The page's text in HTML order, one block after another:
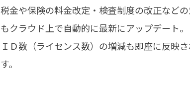
税金や保険の料金改定・検査制度の改正など
もクラウド上で自動的に最新にアップデート。
ＩＤ数（ライセンス数）の増減も即座に反映
す。